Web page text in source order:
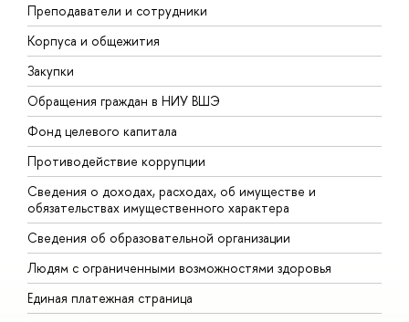
Преподаватели и сотрудники
Корпуса и общежития
Закупки
Обращения граждан в НИУ ВШЭ
Фонд целевого капитала
Противодействие коррупции
Сведения о доходах, расходах, об имуществе и
обязательствах имущественного характера
Сведения об образовательной организации
Людям с ограниченными возможностями здоровья
Единая платежная страница